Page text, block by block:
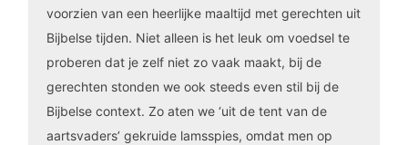
voorzien van een heerlijke maaltijd met gerechten uit
Bijbelse tijden. Niet alleen is het leuk om voedsel te
proberen dat je zelf niet zo vaak maakt, bij de
gerechten stonden we ook steeds even stil bij de
Bijbelse context. Zo aten we ‘uit de tent van de
aartsvaders’ gekruide lamsspies, omdat men op